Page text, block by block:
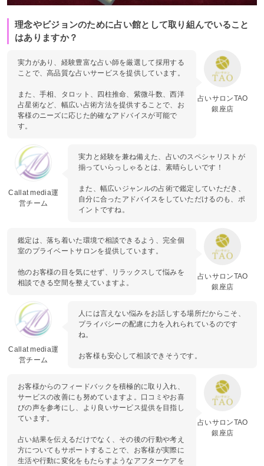
理念やビジョンのために占い館として取り組んでいること
はありますか？
占いサロンTAO
銀座店
実力があり、経験豊富な占い師を厳選して採用する
ことで、高品質な占いサービスを提供しています。
また、手相、タロット、四柱推命、紫微斗数、西洋
占星術など、幅広い占術方法を提供することで、お
客様のニーズに応じた的確なアドバイスが可能で
す。
Callat media運
営チーム
実力と経験を兼ね備えた、占いのスペシャリストが
揃っていらっしゃるとは、素晴らしいです！
また、幅広いジャンルの占術で鑑定していただき、
自分に合ったアドバイスをしていただけるのも、ポ
イントですね。
占いサロンTAO
銀座店
鑑定は、落ち着いた環境で相談できるよう、完全個
室のプライベートサロンを提供しています。
他のお客様の目を気にせず、リラックスして悩みを
相談できる空間を整えていますよ。
Callat media運
営チーム
人には言えない悩みをお話しする場所だからこそ、
プライバシーの配慮に力を入れられているのです
ね。
お客様も安心して相談できそうです。
占いサロンTAO
銀座店
お客様からのフィードバックを積極的に取り入れ、
サービスの改善にも努めていますよ。口コミやお喜
びの声を参考にし、より良いサービス提供を目指し
ています。
占い結果を伝えるだけでなく、その後の行動や考え
方についてもサポートすることで、お客様が実際に
生活や行動に変化をもたらすようなアフターケアを